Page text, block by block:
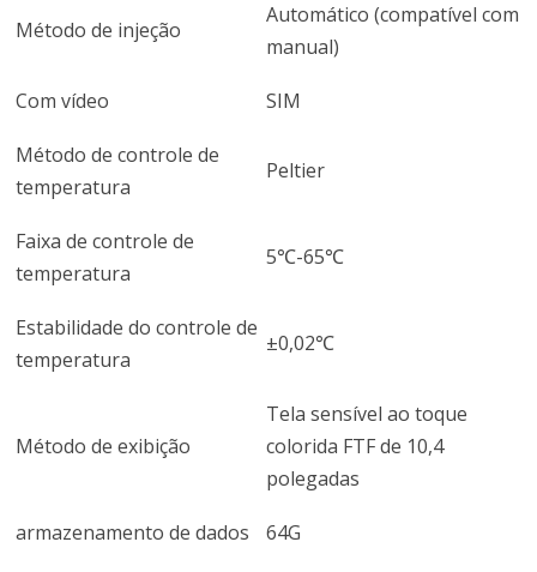
Método de injeção
Automático (compatível com
manual)
Com vídeo SIM
Método de controle de
temperatura
Peltier
Faixa de controle de
temperatura
5℃-65℃
Estabilidade do controle de
temperatura
±0,02℃
Método de exibição
Tela sensível ao toque
colorida FTF de 10,4
polegadas
armazenamento de dados 64G